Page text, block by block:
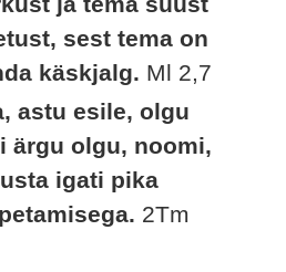
sest tema on
käskjalg. Ml 2,7
astu esile, olgu
ärgu olgu, noomi,
igati pika
2Tm